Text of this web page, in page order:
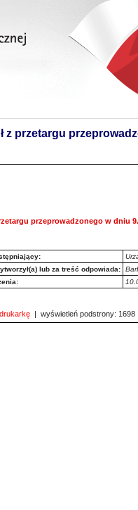
z przetargu
przeprowadzonego w dniu
lub za treść odpowiada:
| wyświetleń podstrony: